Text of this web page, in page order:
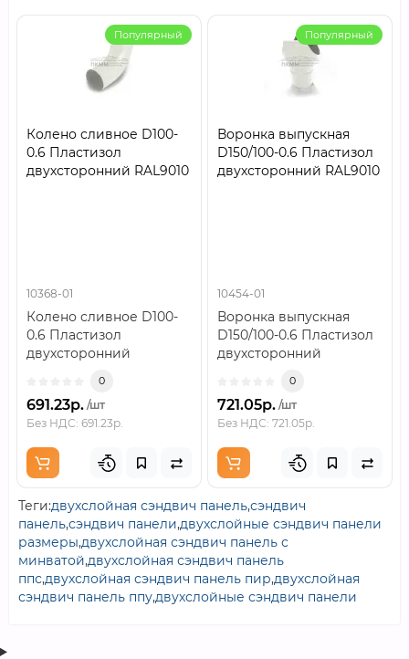
Популярный
Колено сливное D100-
0.6 Пластизол
двухсторонний RAL9010
10368-01
Колено сливное D100-
0.6 Пластизол
двухсторонний
0
691.23р. /шт
Без НДС: 691.23р.
Популярный
Воронка выпускная
D150/100-0.6 Пластизол
двухсторонний RAL9010
10454-01
Воронка выпускная
D150/100-0.6 Пластизол
двухсторонний
0
721.05р. /шт
Без НДС: 721.05р.
Теги:двухслойная сэндвич панель,сэндвич
панель,сэндвич панели,двухслойные сэндвич панели
размеры,двухслойная сэндвич панель с
минватой,двухслойная сэндвич панель
ппс,двухслойная сэндвич панель пир,двухслойная
сэндвич панель ппу,двухслойные сэндвич панели